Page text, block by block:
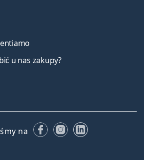
u nas zakupy?
na FacebookuInstagramie
LinkedIn